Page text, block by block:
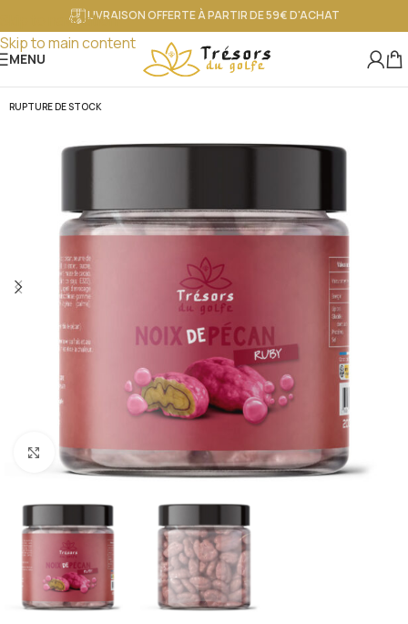
Skip to navigation
Skip to main content
LIVRAISON OFFERTE À PARTIR DE 59€ D'ACHAT
MENU
RUPTURE DE STOCK
Cliquer pour agrandir